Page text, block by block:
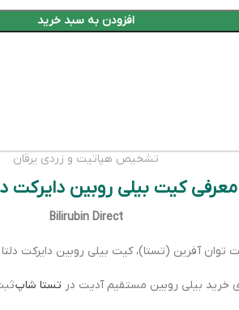
افزودن به سبد خرید
تشخیص هپاتیت و زردی یرقان
معرفی کیت بیلی روبین دایرکت
Bilirubin Direct
آفرین (تستا)، کیت بیلی روبین دایرکت
خرید بیلی روبین مستقیم آدیت در تستا شاپ